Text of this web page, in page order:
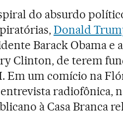
do absurdo
Donald
Barack Obama e
Clinton, de terem
Em um comício na
radiofônica,
à Casa Branca